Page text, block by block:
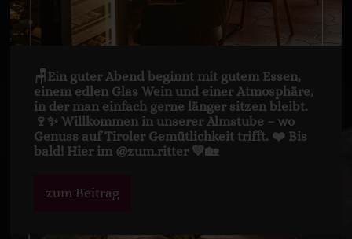
🪑Ein guter Abend beginnt mit gutem Essen,
einem edlen Glas Wein und einer Atmosphäre,
in der man einfach gerne länger sitzen bleibt.
🍷✨ Willkommen in unserer Almstube – wo
Genuss auf Tiroler Gemütlichkeit trifft. ❤️ Bis
bald! Hier im @zum.ritter 💚🏡
zum Beitrag